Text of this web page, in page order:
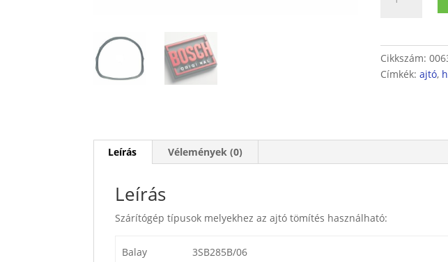
ajtó
lévő)
mennyiség
Cikkszám:
Címkék:ajtó,
Leírás Vélemények (0)
Leírás
Szárítógép típusok melyekhez az ajtó tömítés használható:
Balay 3SB285B/06